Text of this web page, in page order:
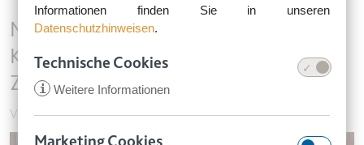
Informationen finden Sie in unseren
Datenschutzhinweisen.
Technische Cookies
i Weitere Informationen
Mietrückstände: unwirksame
Kündigung nach nachträglicher
Zahlung?
Vermieten von Wohnraum & Garage • 20. Januar 2025
Image